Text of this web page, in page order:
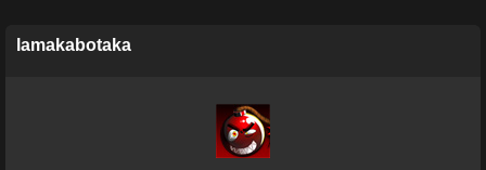
lamakabotaka